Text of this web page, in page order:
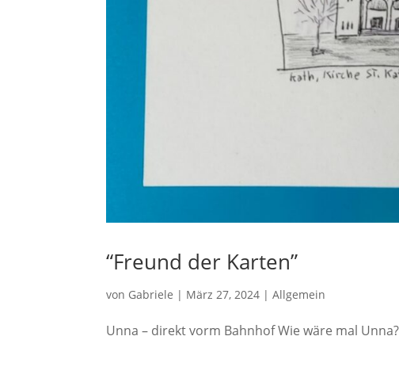
“Freund der Karten”
von Gabriele | März 27, 2024 |Allgemein
Unna – direkt vorm Bahnhof Wie wäre mal